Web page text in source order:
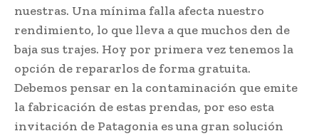
nuestras. Una mínima falla afecta nuestro
rendimiento, lo que lleva a que muchos den de
baja sus trajes. Hoy por primera vez tenemos la
opción de repararlos de forma gratuita.
Debemos pensar en la contaminación que emite
la fabricación de estas prendas, por eso esta
invitación de Patagonia es una gran solución